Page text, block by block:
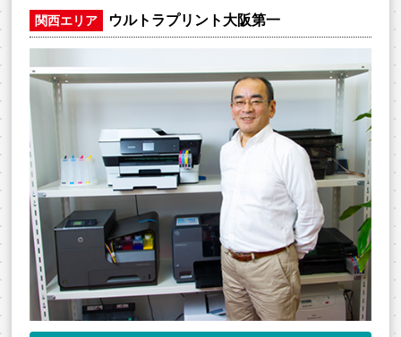
関西エリア ウルトラプリント大阪第一